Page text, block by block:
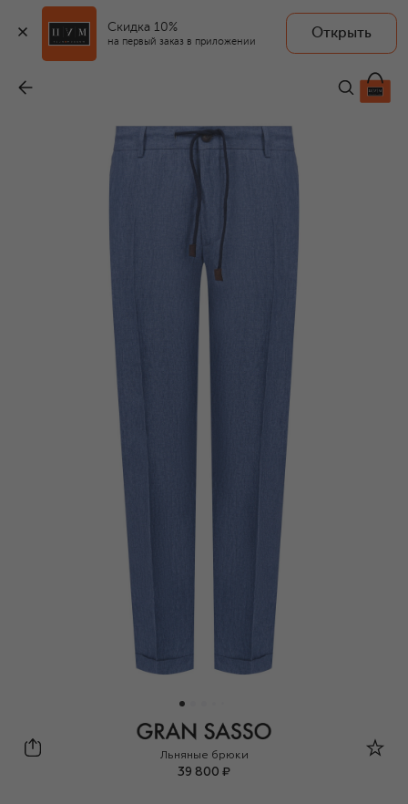
Скидка 10%
на первый заказ в приложении
Открыть
39 800 ₽
Gran Sasso
Льняные брюки
39 800 ₽